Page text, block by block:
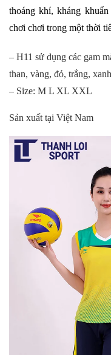
thoáng khí, kháng
chơi chơi trong một thời
– H11 sử dụng các gam
than, vàng, đỏ, trắng,
– Size: M L XL XXL
Sản xuất tại Việt Nam